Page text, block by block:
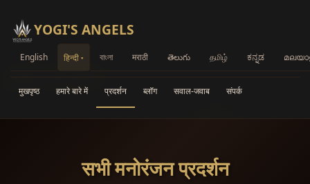
YOGI'S ANGELS
मुखपृष्ठ हमारे बारे में प्रदर्शन ब्लॉग सवाल-जवाब संपर्क
English हिन्दी বাংলা मराठी తెలుగు தமிழ் ಕನ್ನಡ
सभी मनोरंजन प्रदर्शन